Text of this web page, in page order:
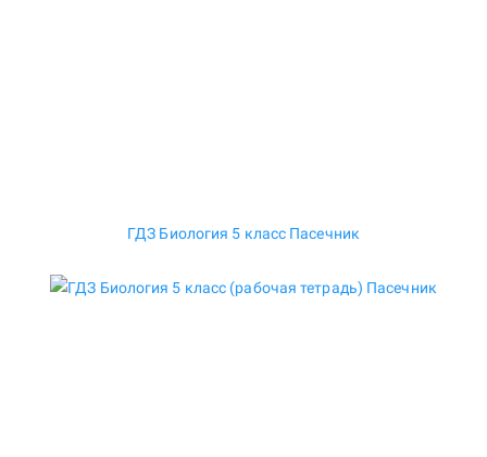
ГДЗ Биология 5 класс Пасечник